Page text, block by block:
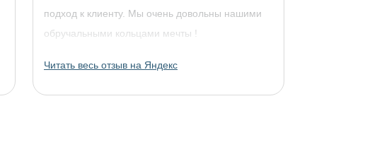
подход к клиенту. Мы очень довольны нашими
обручальными кольцами мечты !
Читать весь отзыв на Яндекс